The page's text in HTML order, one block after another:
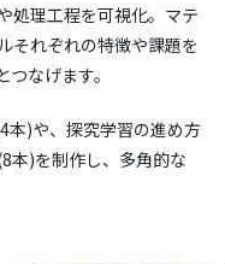
処理工程を可視化。マテ
それぞれの特徴や課題を
なげます。
本)や、探究学習の進め方
本)を制作し、多角的な